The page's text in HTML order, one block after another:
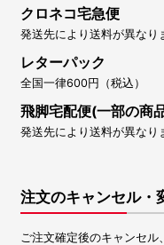
クロネコ宅急便
発送先により送料が異なり
レターパック
全国一律600円（税込）
飛脚宅配便(一部の商
発送先により送料が異なり
注文のキャンセル・
ご注文確定後のキャンセ